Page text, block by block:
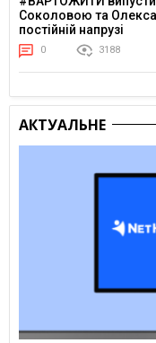
Соколовою та
постійній напрузі
0 3188
АКТУАЛЬНЕ